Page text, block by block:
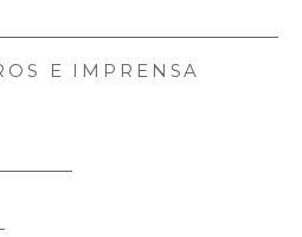
E IMPRENSA